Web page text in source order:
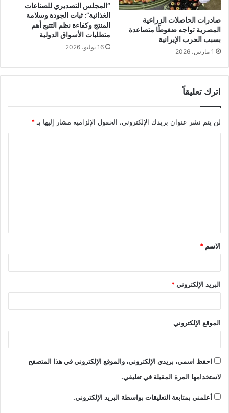
صادرات الحاصلات الزراعية
المصرية تواجه ضغوطًا متصاعدة
بسبب الحرب الإيرانية
1 مارس، 2026
“المجلس التصديري للصناعات
الغذائية”: ثبات الجودة وسلامة
المنتج وكفاءة نظم التتبع أهم
متطلبات الأسواق الدولية
16 يوليو، 2026
اترك تعليقاً
لن يتم نشر عنوان بريدك الإلكتروني. الحقول الإلزامية مشار إليها بـ*
ق
*
الاسم *
البريد الإلكتروني*
الموقع الإلكتروني
احفظ اسمي، بريدي الإلكتروني، والموقع الإلكتروني في هذا المتصفح
لاستخدامها المرة المقبلة في تعليقي.
أعلمني بمتابعة التعليقات بواسطة البريد الإلكتروني.